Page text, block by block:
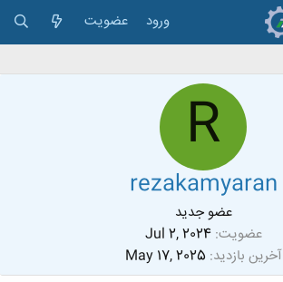
ورود عضویت
R
rezakamyaran
عضو جدید
عضویت Jul 2, 2024
آخرین بازدید May 17, 2025